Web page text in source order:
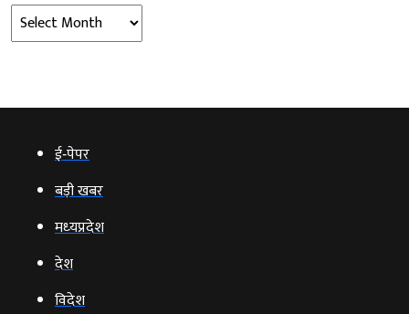
Archives
ई‑पेपर
बड़ी खबर
मध्‍यप्रदेश
देश
विदेश